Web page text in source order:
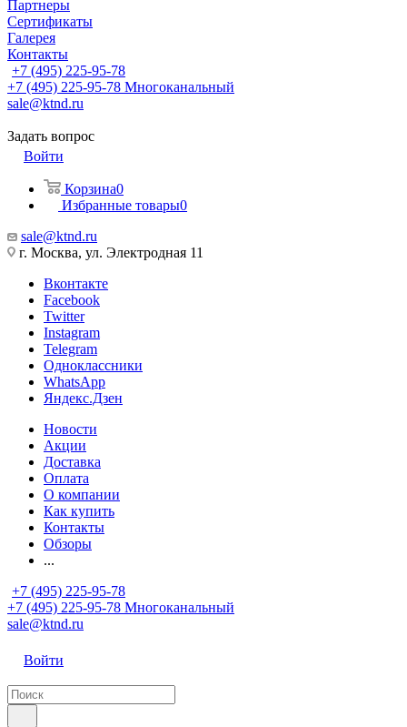
Партнеры
Сертификаты
Галерея
Контакты
+7 (495) 225-95-78
+7 (495) 225-95-78 Многоканальный
sale@ktnd.ru
Задать вопрос
Войти
Корзина0
Избранные товары0
sale@ktnd.ru
г. Москва, ул. Электродная 11
Вконтакте
Facebook
Twitter
Instagram
Telegram
Одноклассники
WhatsApp
Яндекс.Дзен
Новости
Акции
Доставка
Оплата
О компании
Как купить
Контакты
Обзоры
...
+7 (495) 225-95-78
+7 (495) 225-95-78 Многоканальный
sale@ktnd.ru
Войти